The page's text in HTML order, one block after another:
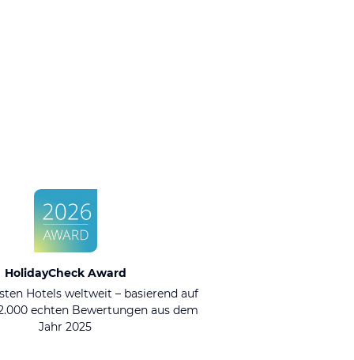
HolidayCheck Award
Hotels weltweit – basierend auf
echten Bewertungen aus dem
Jahr 2025